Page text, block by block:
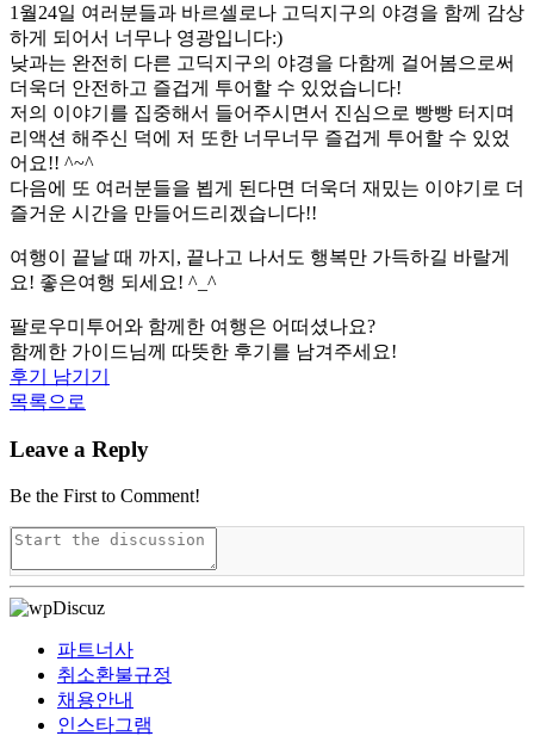
1월24일 여러분들과 바르셀로나 고딕지구의 야경을 함께 감상
하게 되어서 너무나 영광입니다:)
낮과는 완전히 다른 고딕지구의 야경을 다함께 걸어봄으로써
더욱더 안전하고 즐겁게 투어할 수 있었습니다!
저의 이야기를 집중해서 들어주시면서 진심으로 빵빵 터지며
리액션 해주신 덕에 저 또한 너무너무 즐겁게 투어할 수 있었
어요!! ^~^
다음에 또 여러분들을 뵙게 된다면 더욱더 재밌는 이야기로 더
즐거운 시간을 만들어드리겠습니다!!
여행이 끝날 때 까지, 끝나고 나서도 행복만 가득하길 바랄게
요! 좋은여행 되세요! ^_^
팔로우미투어와 함께한 여행은 어떠셨나요?
함께한 가이드님께 따뜻한 후기를 남겨주세요!
후기 남기기
목록으로
Leave a Reply
Be the First to Comment!
파트너사
취소환불규정
채용안내
인스타그램